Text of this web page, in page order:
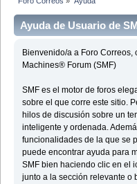
Ayuda de Usuario de
Bienvenido/a a Foro Correos,
Machines® Forum (SMF)
SMF es el motor de foros
sobre el que corre este sitio.
hilos de discusión sobre un
inteligente y ordenada.
funcionalidades de la que se
puede encontrar ayuda para
SMF bien haciendo clic en el
junto a la sección relevante o